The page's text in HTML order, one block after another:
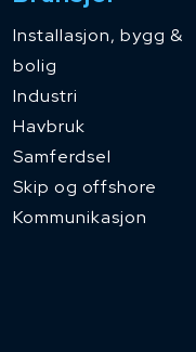
Installasjon, bygg &
bolig
Industri
Havbruk
Samferdsel
Skip og offshore
Kommunikasjon